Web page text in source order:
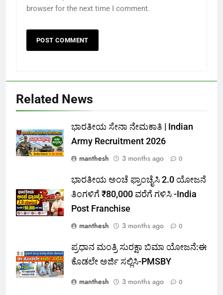
browser for the next time I comment.
Related News
ಭಾರತೀಯ ಸೇನಾ ನೇಮಕಾತಿ | Indian
Army Recruitment 2026
manthesh
3 months ago 0
ಭಾರತೀಯ ಅಂಚೆ ಫ್ರಾಂಚೈಸಿ 2.0 ಯೋಜನೆ
ತಿಂಗಳಿಗೆ ₹80,000 ವರೆಗೆ ಗಳಿಸಿ -India
Post Franchise
manthesh
3 months ago 0
ಪ್ರಧಾನ ಮಂತ್ರಿ ಸುರಕ್ಷಾ ಬಿಮಾ ಯೋಜನೆ:ಈ
ಕೊಡಲೇ ಅರ್ಜಿ ಸಲ್ಲಿಸಿ-PMSBY
manthesh
3 months ago 0